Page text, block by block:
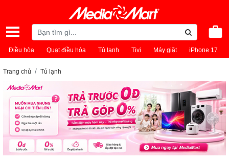
Điều hòa Quạt điều hòa Tủ lạnh Tivi Máy giặt iPhone 17
Trang chủ Tủ lạnh